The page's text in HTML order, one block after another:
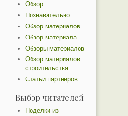
Обзор
Познавательно
Обзор материалов
Обзор материала
Обзоры материалов
Обзор материалов
строительства
Статьи партнеров
Выбор читателей
Поделки из